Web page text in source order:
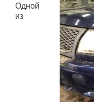
Одной
из